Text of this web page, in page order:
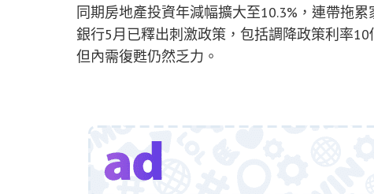
同期房地產投資年減幅擴大至10.3%，連帶拖
銀行5月已釋出刺激政策，包括調降政策利率
但內需復甦仍然乏力。